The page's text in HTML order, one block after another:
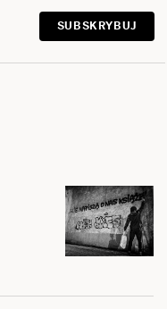
SUBSKRYBUJ